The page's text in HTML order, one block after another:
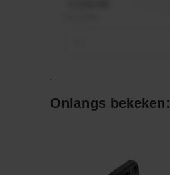
Onlangs bekeken: